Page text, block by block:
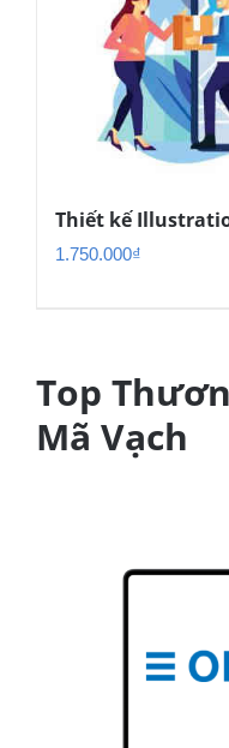
Thiết kế
1.750.000₫
Top
Mã Vạch